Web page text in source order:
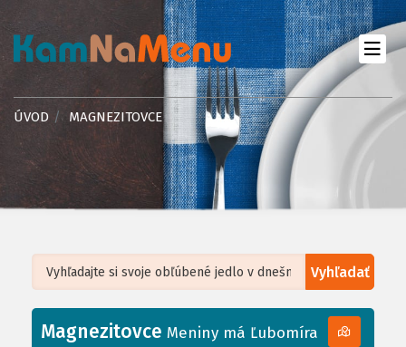
ÚVOD MAGNEZITOVCE
Vyhľadať
+
Leaflet| ©OpenStreetMap, Tiles courtesy ofHumanitarian OpenStreetMap
Magnezitovce Meniny má Ľubomíra